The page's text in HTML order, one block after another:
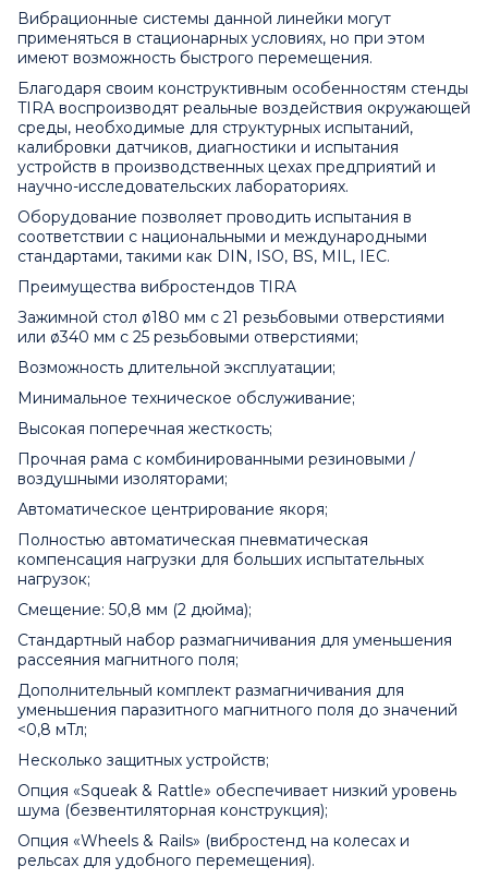
Вибрационные системы данной линейки могут
применяться в стационарных условиях, но при этом
имеют возможность быстрого перемещения.
Благодаря своим конструктивным особенностям стенды
TIRA воспроизводят реальные воздействия окружающей
среды, необходимые для структурных испытаний,
калибровки датчиков, диагностики и испытания
устройств в производственных цехах предприятий и
научно-исследовательских лабораториях.
Оборудование позволяет проводить испытания в
соответствии с национальными и международными
стандартами, такими как DIN, ISO, BS, MIL, IEC.
Преимущества вибростендов TIRA
Зажимной стол ø180 мм с 21 резьбовыми отверстиями
или ø340 мм с 25 резьбовыми отверстиями;
Возможность длительной эксплуатации;
Минимальное техническое обслуживание;
Высокая поперечная жесткость;
Прочная рама с комбинированными резиновыми /
воздушными изоляторами;
Автоматическое центрирование якоря;
Полностью автоматическая пневматическая
компенсация нагрузки для больших испытательных
нагрузок;
Смещение: 50,8 мм (2 дюйма);
Стандартный набор размагничивания для уменьшения
рассеяния магнитного поля;
Дополнительный комплект размагничивания для
уменьшения паразитного магнитного поля до значений
<0,8 мТл;
Несколько защитных устройств;
Опция «Squeak & Rattle» обеспечивает низкий уровень
шума (безвентиляторная конструкция);
Опция «Wheels & Rails» (вибростенд на колесах и
рельсах для удобного перемещения).